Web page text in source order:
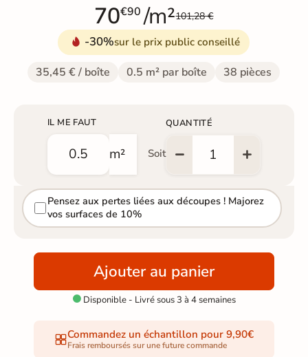
70€90 /m²101,28 €
-30%sur le prix public conseillé
35,45 € / boîte 0.5 m² par boîte 38 pièces
IL ME FAUT
m² Soit
QUANTITÉ
Pensez aux pertes liées aux découpes ! Majorez
vos surfaces de 10%
Ajouter au panier
Disponible - Livré sous 3 à 4 semaines
Commandez un échantillon pour 9,90€
Frais remboursés sur une future commande